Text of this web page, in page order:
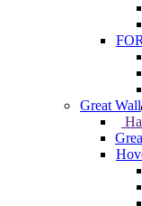
Great Wall